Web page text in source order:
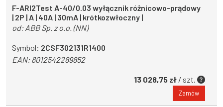
F-ARI2Test A-40/0.03 wyłącznik różnicowo-prądowy
| 2P | A | 40A | 30mA | krótkozwłoczny |
od: ABB Sp. z o.o. (NN)
Symbol: 2CSF302131R1400
EAN:8012542289852
13 028,75 zł / szt.
Zamów